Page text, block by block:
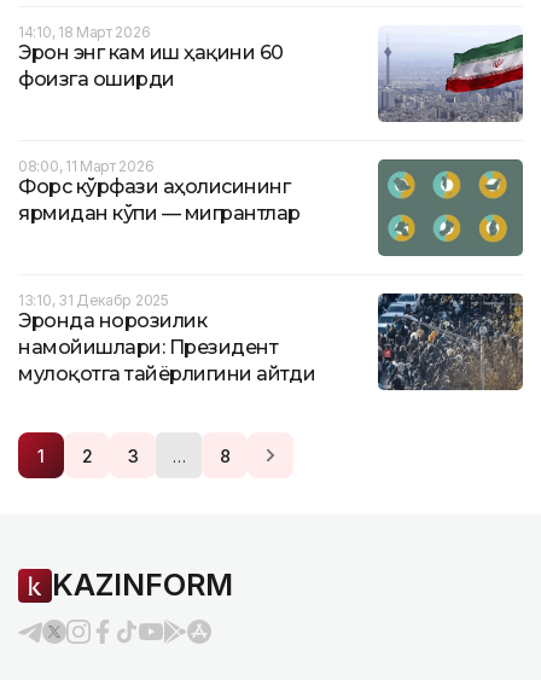
14:10, 18 Март 2026
Эрон энг кам иш ҳақини 60
фоизга оширди
08:00, 11 Март 2026
Форс кўрфази аҳолисининг
ярмидан кўпи — мигрантлар
13:10, 31 Декабр 2025
Эронда норозилик
намойишлари: Президент
мулоқотга тайёрлигини айтди
1 2 3 … 8
KAZINFORM